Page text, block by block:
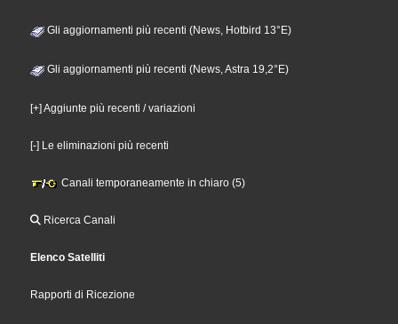
Gli aggiornamenti più recenti (News, Hotbird 13°E)
Gli aggiornamenti più recenti (News, Astra 19,2°E)
[+] Aggiunte più recenti / variazioni
[-] Le eliminazioni più recenti
Canali temporaneamente in chiaro (5)
Ricerca Canali
Elenco Satelliti
Rapporti di Ricezione